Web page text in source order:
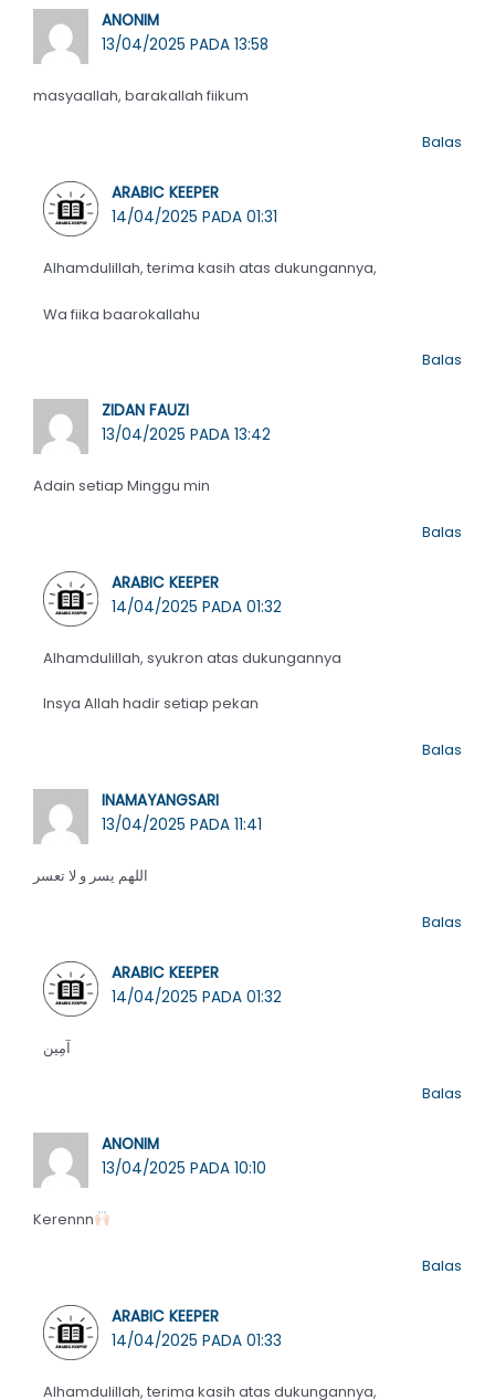
ANONIM
13/04/2025 PADA 13:58
masyaallah, barakallah fiikum
Balas
ARABIC KEEPER
14/04/2025 PADA 01:31
Alhamdulillah, terima kasih atas dukungannya,
Wa fiika baarokallahu
Balas
ZIDAN FAUZI
13/04/2025 PADA 13:42
Adain setiap Minggu min
Balas
ARABIC KEEPER
14/04/2025 PADA 01:32
Alhamdulillah, syukron atas dukungannya
Insya Allah hadir setiap pekan
Balas
INAMAYANGSARI
13/04/2025 PADA 11:41
اللهم يسر و لا تعسر
Balas
ARABIC KEEPER
14/04/2025 PADA 01:32
آمِين
Balas
ANONIM
13/04/2025 PADA 10:10
Kerennn
Balas
ARABIC KEEPER
14/04/2025 PADA 01:33
Alhamdulillah, terima kasih atas dukungannya,